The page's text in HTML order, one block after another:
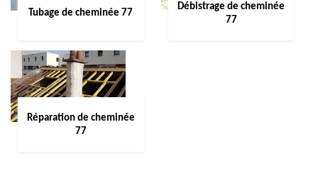
Tubage de cheminée 77
Débistrage de cheminée
77
Réparation de cheminée
77